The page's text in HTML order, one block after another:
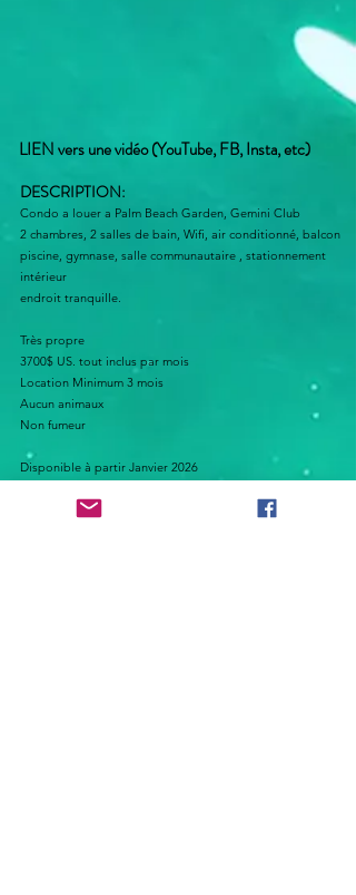
LIEN vers une vidéo (YouTube, FB, Insta, etc)
DESCRIPTION:
Condo a louer a Palm Beach Garden, Gemini Club
2 chambres, 2 salles de bain, Wifi, air conditionné, balcon
piscine, gymnase, salle communautaire , stationnement
intérieur
endroit tranquille.
Très propre
3700$ US. tout inclus par mois
Location Minimum 3 mois
Aucun animaux
Non fumeur
Disponible à partir Janvier 2026